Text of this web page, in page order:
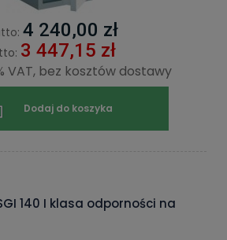
4 240,00 zł
3 447,15 zł
VAT, bez kosztów dostawy
Dodaj do koszyka
140 I klasa odporności na